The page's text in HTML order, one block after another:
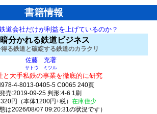
書籍情報
道会社だけが利益を上げているのか？
分かれる鉄道ビジネス
る鉄道と破綻する鉄道のカラクリ
佐藤 充著
サトウ ミツル
と大手私鉄の事業を徹底的に研究
4-8013-0405-5 C0065 240頁
発売:2019-09-25 判形:4-6 1刷
円（本体1200円+税）在庫僅少
態は2026/08/07 09:20:31の状況です）